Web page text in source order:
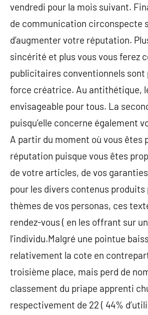
vendredi pour la mois suivant.
de communication circonspecte
d’augmenter votre réputation.
sincérité et plus vous vous ferez
publicitaires conventionnels
force créatrice. Au antithétique,
envisageable pour tous. La
puisqu’elle concerne
A partir du moment où vous êtes
réputation puisque vous êtes
de votre articles, de vos
pour les divers contenus
thèmes de vos personas, ces
rendez-vous ( en les offrant sur
l’individu.Malgré une pointue
relativement la cote en
troisième place, mais perd de
classement du priape apprenti
respectivement de 22 ( 44%